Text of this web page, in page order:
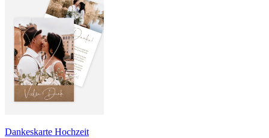
Dankeskarte Hochzeit